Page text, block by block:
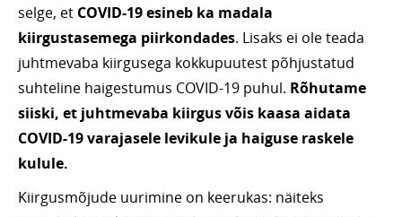
selge, et COVID-19 esineb ka madala
kiirgustasemega piirkondades. Lisaks ei ole teada
juhtmevaba kiirgusega kokkupuutest põhjustatud
suhteline haigestumus COVID-19 puhul. Rõhutame
siiski, et juhtmevaba kiirgus võis kaasa aidata
COVID-19 varajasele levikule ja haiguse raskele
kulule.
Kiirgusmõjude uurimine on keerukas: näiteks